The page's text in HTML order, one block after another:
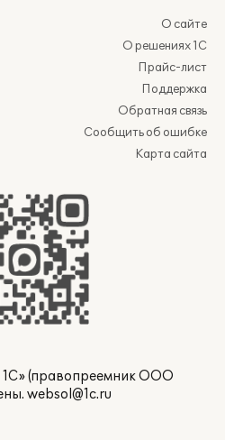
О сайте
О решениях 1С
Прайс-лист
Поддержка
Обратная связь
Сообщить об ошибке
Карта сайта
(правопреемник ООО
websol@1c.ru